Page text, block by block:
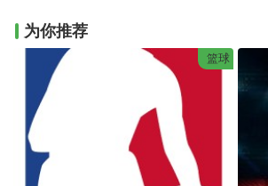
为你推荐
篮球